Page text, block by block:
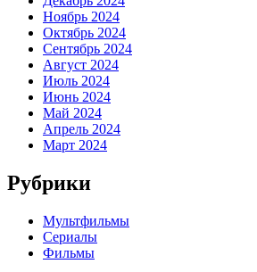
Ноябрь 2024
Октябрь 2024
Сентябрь 2024
Август 2024
Июль 2024
Июнь 2024
Май 2024
Апрель 2024
Март 2024
Рубрики
Мультфильмы
Сериалы
Фильмы